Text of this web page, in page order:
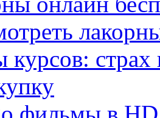
курсов: